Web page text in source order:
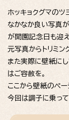
ホッキョクグマのツ
なかなか良い写真
が開園記念日も迎え
元写真からトリミン
また実際に壁紙に
はご容赦を。
ここから壁紙のペー
今回は調子に乗って